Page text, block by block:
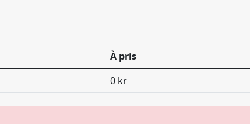
À pris
0 kr